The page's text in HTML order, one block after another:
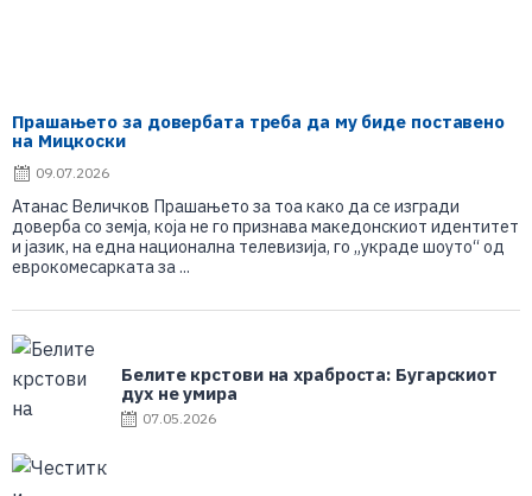
Прашањето за довербата треба да му биде поставено
на Мицкоски
09.07.2026
Атанас Величков Прашањето за тоа како да се изгради
доверба со земја, која не го признава македонскиот идентитет
и јазик, на една национална телевизија, го „украде шоуто“ од
еврокомесарката за ...
Белите крстови на храброста: Бугарскиот
дух не умира
07.05.2026